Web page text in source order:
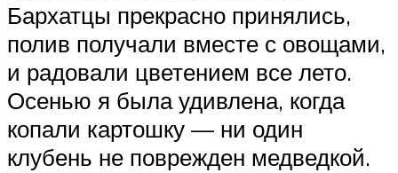
Бархатцы прекрасно принялись,
полив получали вместе с овощами,
и радовали цветением все лето.
Осенью я была удивлена, когда
копали картошку — ни один
клубень не поврежден медведкой.